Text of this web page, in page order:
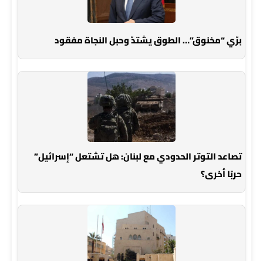
برّي “مخنوق”… الطوق يشتدّ وحبل النجاة مفقود
تصاعد التوتر الحدودي مع لبنان: هل تشتعل “إسرائيل”
حربًا أخرى؟